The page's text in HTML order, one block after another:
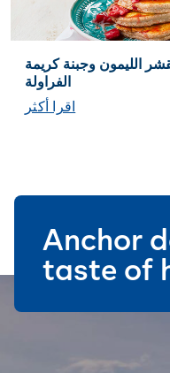
الليمون وجبنة كريمة
الفراولة
اقرا أكثر
Anchor
taste of